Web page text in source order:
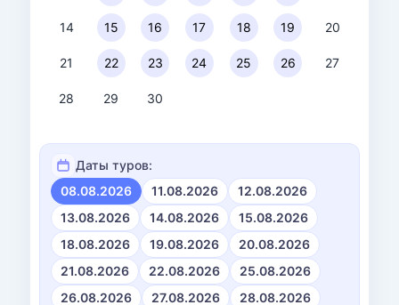
14 15 16 17 18 19 20
21 22 23 24 25 26 27
28 29 30
Даты туров:
08.08.2026
11.08.2026
12.08.2026
13.08.2026
14.08.2026
15.08.2026
18.08.2026
19.08.2026
20.08.2026
21.08.2026
22.08.2026
25.08.2026
26.08.2026
27.08.2026
28.08.2026